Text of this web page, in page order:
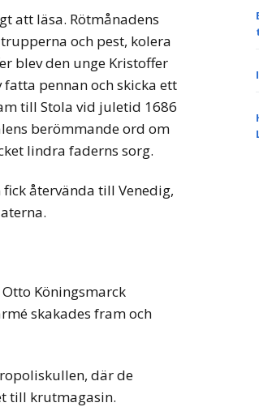
att läsa. Rötmånadens
och pest, kolera
blev den unge Kristoffer
pennan och skicka ett
till Stola vid juletid 1686
berömmande ord om
lindra faderns sorg.
återvända till Venedig,
Köningsmarck
skakades fram och
där de
till krutmagasin.